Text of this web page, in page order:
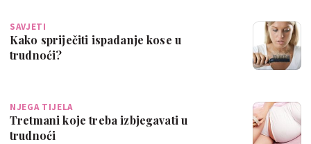
SAVJETI
Kako spriječiti ispadanje kose u
trudnoći?
NJEGA TIJELA
Tretmani koje treba izbjegavati u
trudnoći